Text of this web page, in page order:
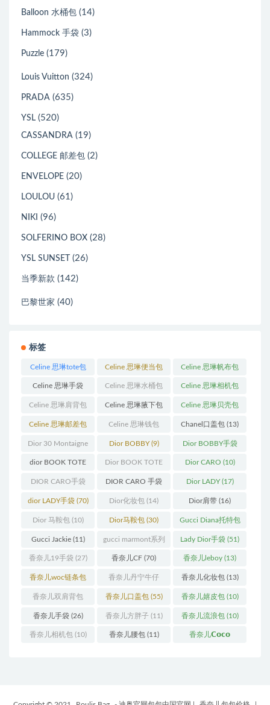
Balloon 水桶包 (14)
Hammock 手袋 (3)
Puzzle (179)
Louis Vuitton (324)
PRADA (635)
YSL (520)
CASSANDRA (19)
COLLEGE 邮差包 (2)
ENVELOPE (20)
LOULOU (61)
NIKI (96)
SOLFERINO BOX (28)
YSL SUNSET (26)
当季新款 (142)
巴黎世家 (40)
标签
Celine 思琳tote包
(23)
Celine 思琳便当包
(14)
Celine 思琳帆布包
(18)
Celine 思琳手袋
(250)
Celine 思琳水桶包
(55)
Celine 思琳相机包
(11)
Celine 思琳肩背包
(12)
Celine 思琳腋下包
(10)
Celine 思琳贝壳包
(12)
Celine 思琳邮差包
(13)
Celine 思琳钱包
(10)
Chanel口盖包 (13)
Dior 30 Montaigne
蒙田(31)
Dior BOBBY(9) Dior BOBBY手袋
(26)
dior BOOK TOTE
(12)
Dior BOOK TOTE
手袋(163)
Dior CARO (10)
DIOR CARO手袋
(11)
DIOR CARO 手袋
(31)
Dior LADY(17)
dior LADY手袋(70) Dior化妆包 (14) Dior肩带 (16)
Dior 马鞍包(10) Dior马鞍包 (30) Gucci Diana托特包
(11)
Gucci Jackie(11) gucci marmont系列
(19)
Lady Dior手袋 (51)
香奈儿19手袋 (27) 香奈儿CF (70) 香奈儿leboy (13)
香奈儿woc链条包
(11)
香奈儿丹宁牛仔
(12)
香奈儿化妆包(13)
香奈儿双肩背包
(13)
香奈儿口盖包(55) 香奈儿嬉皮包(10)
香奈儿手袋(26) 香奈儿方胖子(11) 香奈儿流浪包(10)
香奈儿相机包(10) 香奈儿腰包(11) 香奈儿𝗖𝗼𝗰𝗼